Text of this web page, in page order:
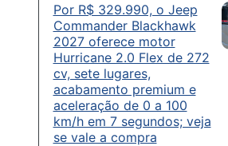
Por R$ 329.990, o Jeep
Commander Blackhawk
2027 oferece motor
Hurricane 2.0 Flex de 272
cv, sete lugares,
acabamento premium e
aceleração de 0 a 100
km/h em 7 segundos; veja
se vale a compra